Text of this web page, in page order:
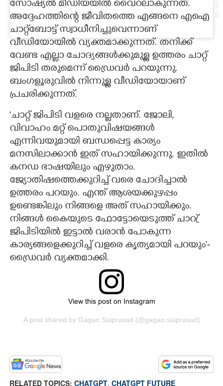
CONTACT US
സോഷ്യൽ മീഡിയയിൽ വൈറലാകുന്നത്.
അദ്ദേഹത്തിന്റെ ജീവിതത്തെ എങ്ങനെ എഐ
ചാറ്റ്‌ബോട്ട് സ്വാധീനിച്ചുവെന്നാണ്
വീഡിയോയിൽ വ്യക്തമാക്കുന്നത്. തനിക്ക്
വേണ്ട എല്ലാ ചോദ്യങ്ങൾക്കുമുള്ള ഉത്തരം ചാറ്റ്
ജിപിടി തരുമെന്ന് ഡ്രൈവർ പറയുന്നു.
ബംഗളൂരുവിൽ നിന്നുള്ള വീഡിയോയാണ്
പ്രചരിക്കുന്നത്.
'ചാറ്റ് ജിപിടി വളരെ നല്ലതാണ്. ജോലി,
വിവാഹം മറ്റ് പൊതുവിഷയങ്ങൾ
എന്നിവയുമായി ബന്ധപ്പെട്ട കാര്യം
മനസിലാക്കാൻ ഇത് സഹായിക്കുന്നു. ഇതിൽ
കനഡ ഭാഷയിലും എഴുതാം.
ജ്യോതിഷത്തെക്കുറിച്ച് വരെ ചോദിച്ചാൽ
ഉത്തരം പറയും. എന്ത് ആശയക്കുഴപ്പം
ഉണ്ടെങ്കിലും നിങ്ങളെ അത് സഹായിക്കും.
നിങ്ങൾ കെെയുടെ ഫോട്ടോയെടുത്ത് ചാറ്ര്
ജിപിടിയിൽ ഇട്ടാൽ വരാൻ പോകുന്ന
കാര്യങ്ങളെക്കുറിച്ച് വളരെ കൃത്യമായി പറയും'-
ഡ്രൈവർ വ്യക്തമാക്കി.
View this post on Instagram
A post shared by Gagan Saiprasad (@gagan.saiprasad)
RELATED TOPICS: CHATGPT, CHATGPT FUTURE